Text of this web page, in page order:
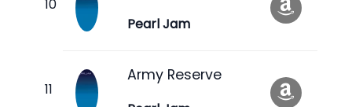
Pearl Jam
Army Reserve